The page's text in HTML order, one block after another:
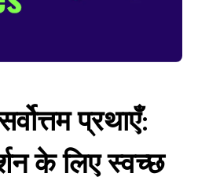
प्रथाएँ:
के लिए स्वच्छ